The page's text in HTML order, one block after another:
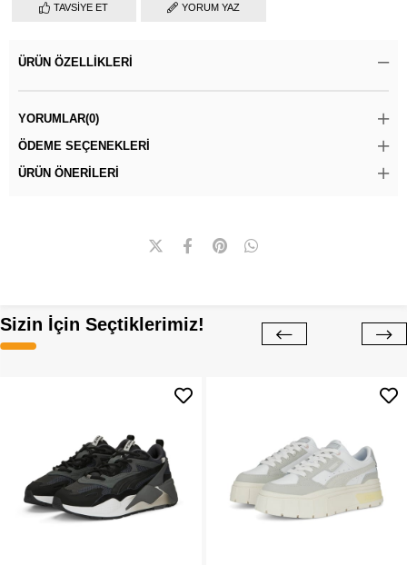
TAVSIYE ET YORUM YAZ
ÜRÜN ÖZELLIKLERI
YORUMLAR(0)
ÖDEME SEÇENEKLERI
ÜRÜN ÖNERILERI
Sizin İçin Seçtiklerimiz!